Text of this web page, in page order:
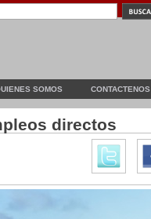
SOMOS CONTACTENOS
directos